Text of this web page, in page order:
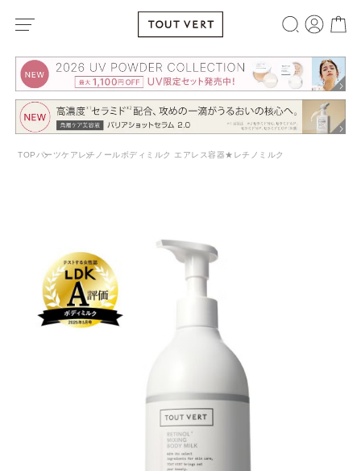
TOP パーツケアレチノールボディミルク エアレス容器★レチノミルク